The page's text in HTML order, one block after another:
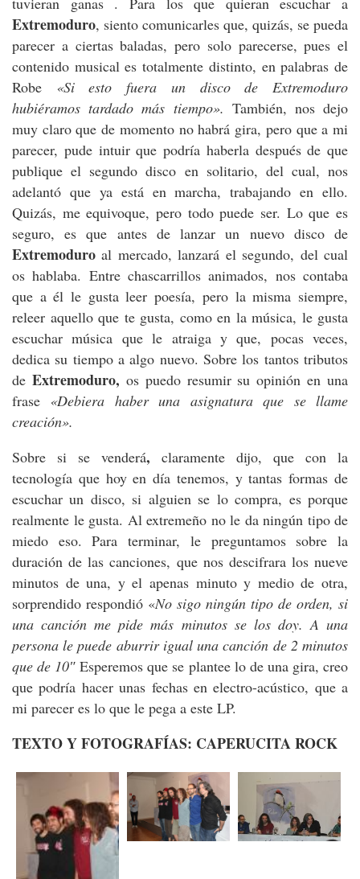
Extremoduro, siento comunicarles que, quizás, se pueda
parecer a ciertas baladas, pero solo parecerse, pues el
contenido musical es totalmente distinto, en palabras de
Robe «Si esto fuera un disco de Extremoduro
hubiéramos tardado más tiempo». También, nos dejo
muy claro que de momento no habrá gira, pero que a mi
parecer, pude intuir que podría haberla después de que
publique el segundo disco en solitario, del cual, nos
adelantó que ya está en marcha, trabajando en ello.
Quizás, me equivoque, pero todo puede ser. Lo que es
seguro, es que antes de lanzar un nuevo disco de
Extremoduro al mercado, lanzará el segundo, del cual
os hablaba. Entre chascarrillos animados, nos contaba
que a él le gusta leer poesía, pero la misma siempre,
releer aquello que te gusta, como en la música, le gusta
escuchar música que le atraiga y que, pocas veces,
dedica su tiempo a algo nuevo. Sobre los tantos tributos
de Extremoduro, os puedo resumir su opinión en una
frase «Debiera haber una asignatura que se llame
creación».
Sobre si se venderá, claramente dijo, que con la
tecnología que hoy en día tenemos, y tantas formas de
escuchar un disco, si alguien se lo compra, es porque
realmente le gusta. Al extremeño no le da ningún tipo de
miedo eso. Para terminar, le preguntamos sobre la
duración de las canciones, que nos descifrara los nueve
minutos de una, y el apenas minuto y medio de otra,
sorprendido respondió «No sigo ningún tipo de orden, si
una canción me pide más minutos se los doy. A una
persona le puede aburrir igual una canción de 2 minutos
que de 10″ Esperemos que se plantee lo de una gira, creo
que podría hacer unas fechas en electro-acústico, que a
mi parecer es lo que le pega a este LP.
TEXTO Y FOTOGRAFÍAS: CAPERUCITA ROCK